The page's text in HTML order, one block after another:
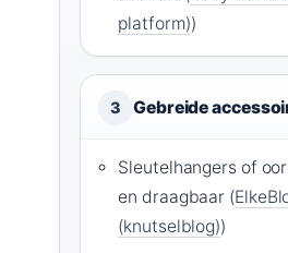
platform))
3 Gebreide
Sleutelhangers of
en draagbaar (
(knutselblog))